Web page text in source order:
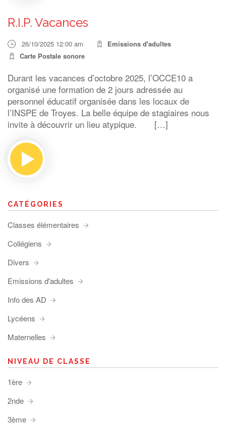
R.I.P. Vacances
26/10/2025 12:00 am
Emissions d'adultes
Carte Postale sonore
Durant les vacances d’octobre 2025, l’OCCE10 a
organisé une formation de 2 jours adressée au
personnel éducatif organisée dans les locaux de
l’INSPE de Troyes. La belle équipe de stagiaires nous
invite à découvrir un lieu atypique. […]
CATÉGORIES
Classes élémentaires
Collégiens
Divers
Emissions d'adultes
Info des AD
Lycéens
Maternelles
NIVEAU DE CLASSE
1ère
2nde
3ème